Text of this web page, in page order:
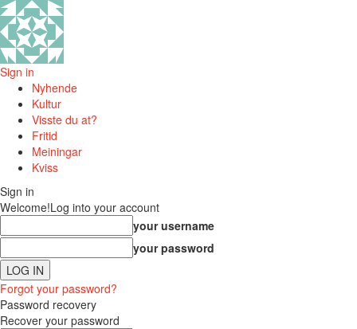
Sign in
Nyhende
Kultur
Visste du at?
Fritid
Meiningar
Kviss
Sign in
Welcome!Log into your account
your username
your password
Forgot your password?
Password recovery
Recover your password